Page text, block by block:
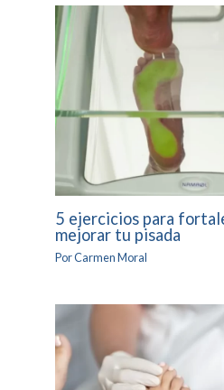
5 ejercicios para
mejorar tu pisada
PorCarmen Moral